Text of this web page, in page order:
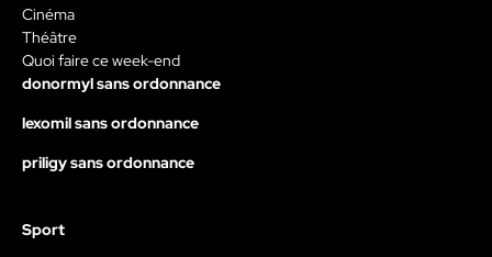
Cinéma
Théâtre
Quoi faire ce week-end
donormyl sans ordonnance
lexomil sans ordonnance
priligy sans ordonnance
Sport